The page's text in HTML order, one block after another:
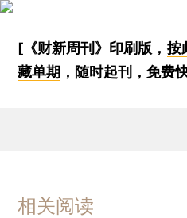
[《财新周刊》印刷版， 按
藏单期 ，随时起刊，免费
相关阅读